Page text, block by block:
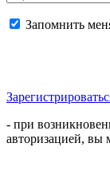
Запомнить
- при
авторизацией, вы